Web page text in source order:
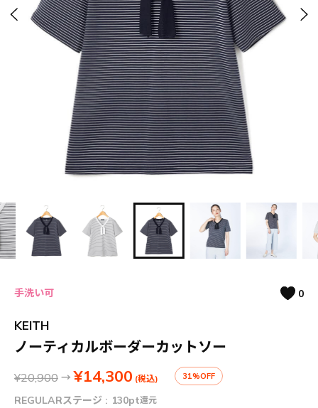
手洗い可 0
KEITH
ノーティカルボーダーカットソー
¥20,900 → ¥14,300 (税込) 31%OFF
REGULARステージ : 130pt還元